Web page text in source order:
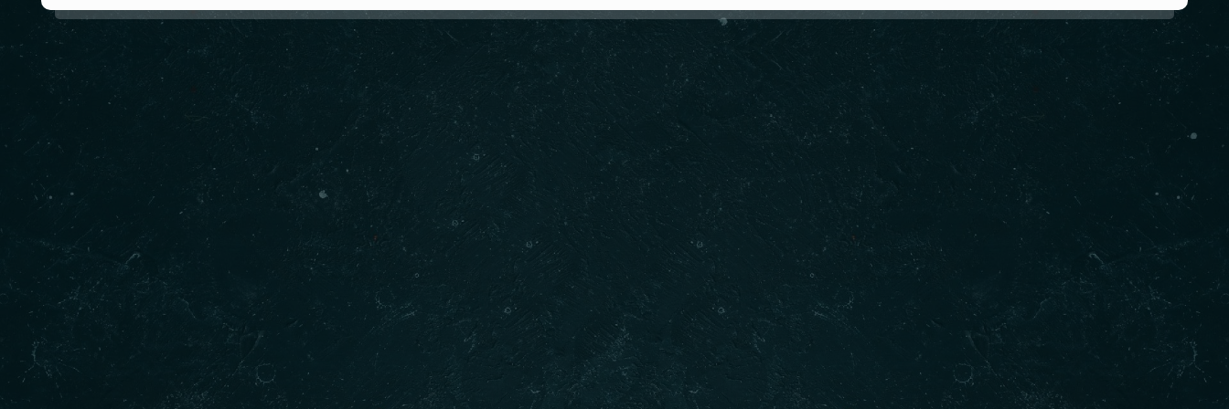
Hakkımızda
Villa Restaurant Silivri bölgesinde bulunan ve
kurulduğu günden bu yana müşteri odaklılığı
benimseyen bir işletmedir. Her zaman
standartların üstünde lezzet ve servis odakları
arasında en üst sıradadır.
DEVAMINI OKU
Sözleşmeler
Gizlilik Sözleşmesi
Mesafeli Satış Sözleşmesi
Teslimat ve İade
İletişim
İletişim Bilgilerimiz
+90 (850) 259 59 59
REZERVASYON : +90 (532) 650 96 96
ADRES : Mimarsinan Silivri, Fahrettin Berktaş Sk.
No:3, 34570 Silivri/İstanbul